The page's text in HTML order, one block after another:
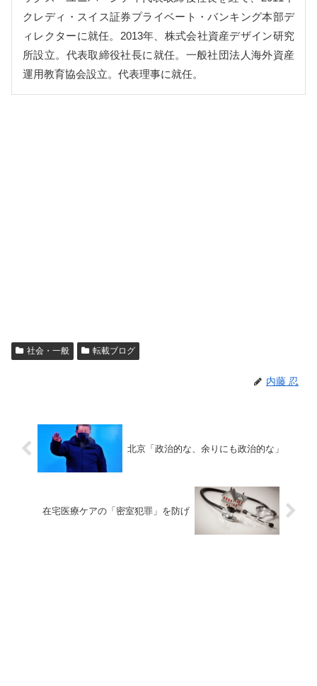
クレディ・スイス証券プライベート・バンキング本部デ
ィレクターに就任。2013年、株式会社資産デザイン研究
所設立。代表取締役社長に就任。一般社団法人海外資産
運用教育協会設立。代表理事に就任。
社会・一般 転載ブログ
内藤 忍
北京「政治的な、余りにも政治的な」
在宅医療ケアの「密室犯罪」を防げ